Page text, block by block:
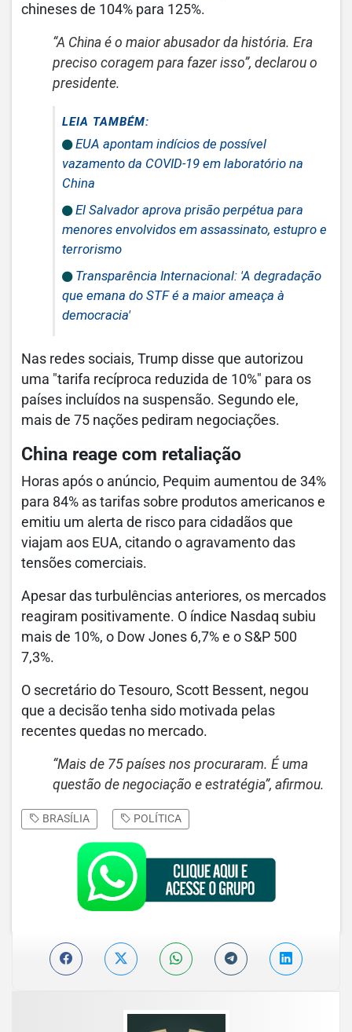
chineses de 104% para 125%.
“A China é o maior abusador da história. Era
preciso coragem para fazer isso”, declarou o
presidente.
LEIA TAMBÉM:
EUA apontam indícios de possível
vazamento da COVID-19 em laboratório na
China
El Salvador aprova prisão perpétua para
menores envolvidos em assassinato, estupro e
terrorismo
Transparência Internacional: 'A degradação
que emana do STF é a maior ameaça à
democracia'
Nas redes sociais, Trump disse que autorizou
uma "tarifa recíproca reduzida de 10%" para os
países incluídos na suspensão. Segundo ele,
mais de 75 nações pediram negociações.
China reage com retaliação
Horas após o anúncio, Pequim aumentou de 34%
para 84% as tarifas sobre produtos americanos e
emitiu um alerta de risco para cidadãos que
viajam aos EUA, citando o agravamento das
tensões comerciais.
Apesar das turbulências anteriores, os mercados
reagiram positivamente. O índice Nasdaq subiu
mais de 10%, o Dow Jones 6,7% e o S&P 500
7,3%.
O secretário do Tesouro, Scott Bessent, negou
que a decisão tenha sido motivada pelas
recentes quedas no mercado.
“Mais de 75 países nos procuraram. É uma
questão de negociação e estratégia”, afirmou.
BRASÍLIA POLÍTICA